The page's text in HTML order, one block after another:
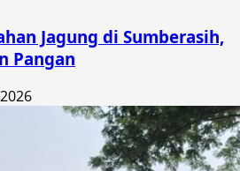
Jagung di Sumberasih,
Pangan